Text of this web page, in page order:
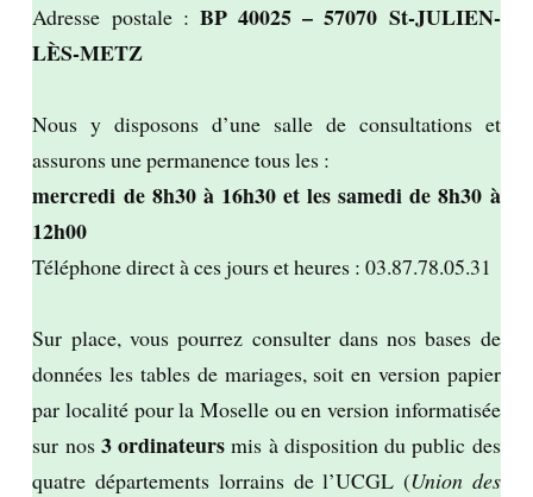
Adresse postale : BP 40025 – 57070 St-JULIEN-
LÈS-METZ
Nous y disposons d’une salle de consultations et
assurons une permanence tous les :
mercredi de 8h30 à 16h30 et les samedi de 8h30 à
12h00
Téléphone direct à ces jours et heures : 03.87.78.05.31
Sur place, vous pourrez consulter dans nos bases de
données les tables de mariages, soit en version papier
par localité pour la Moselle ou en version informatisée
sur nos 3 ordinateurs mis à disposition du public des
quatre départements lorrains de l’UCGL (Union des